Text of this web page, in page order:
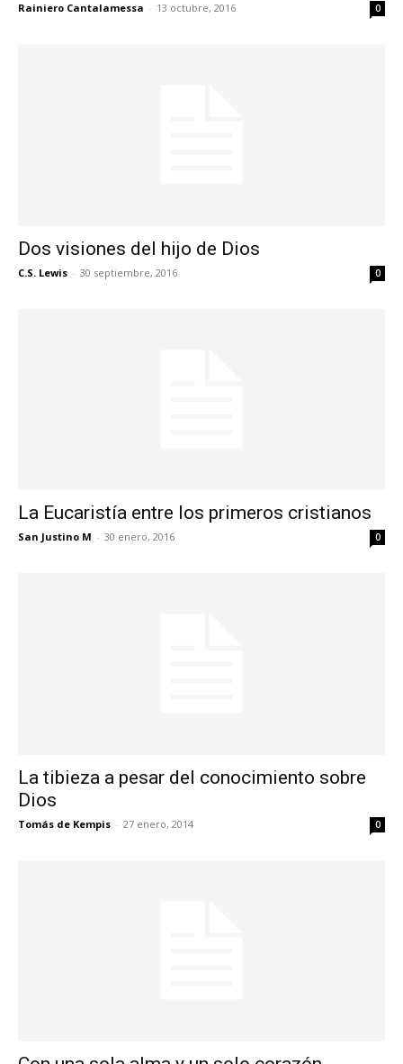
Rainiero Cantalamessa - 13 octubre, 2016 0
Dos visiones del hijo de Dios
C.S. Lewis - 30 septiembre, 2016 0
La Eucaristía entre los primeros cristianos
San Justino M - 30 enero, 2016 0
La tibieza a pesar del conocimiento sobre
Dios
Tomás de Kempis - 27 enero, 2014 0